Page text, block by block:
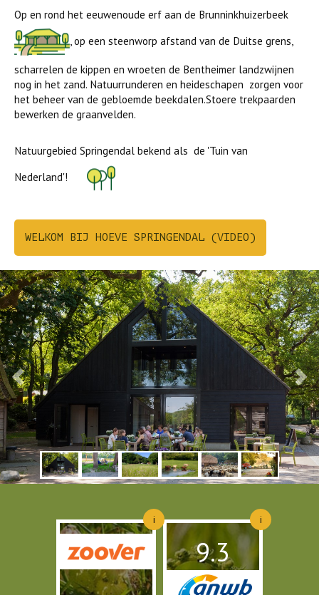
Op en rond het eeuwenoude erf aan de Brunninkhuizerbeek
, op een steenworp afstand van de Duitse grens,
scharrelen de kippen en wroeten de Bentheimer landzwijnen
nog in het zand. Natuurrunderen en heideschapen zorgen voor
het beheer van de gebloemde beekdalen.Stoere trekpaarden
bewerken de graanvelden.
Natuurgebied Springendal bekend als de 'Tuin van
Nederland'!
WELKOM BIJ HOEVE SPRINGENDAL (VIDEO)
i
Activiteiten
8,7
Service
9,5
Prijs/kwaliteit
9,2
Hygiene
9,9
Kindvriendelijk
8,9
i
Sanitair
charme camping 9,2
Standplaats
Terrein
8,9
Animatie
8,8
9.3